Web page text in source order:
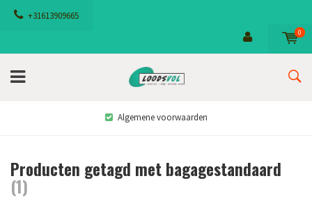
+31613909665
0
Algemene voorwaarden
Producten getagd met bagagestandaard
(1)